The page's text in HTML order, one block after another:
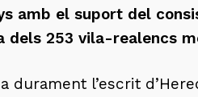
amb el suport del
dels 253 vila-realencs
durament l’escrit